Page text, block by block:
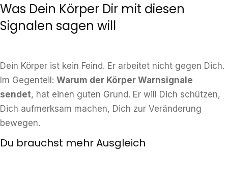
Was Dein Körper Dir mit diesen
Signalen sagen will
Dein Körper ist kein Feind. Er arbeitet nicht gegen Dich.
Im Gegenteil: Warum der Körper Warnsignale
sendet, hat einen guten Grund. Er will Dich schützen,
Dich aufmerksam machen, Dich zur Veränderung
bewegen.
Du brauchst mehr Ausgleich